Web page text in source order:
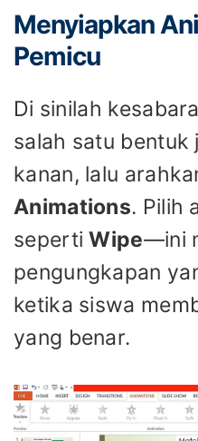
Menyiapkan
Pemicu
Di sinilah
salah satu bentuk
kanan, lalu
Animations. Pilih
sepertiWipe—ini
pengungkapan
ketika siswa
yang benar.